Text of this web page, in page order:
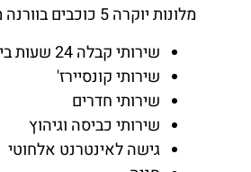
מלונות יוקרה 5 כוכבים בוורנה מציעים מגוון רחב של שירותים לאורחים, ביניהם:
שירותי קבלה 24 שעות ביממה
שירותי קונסיירז'
שירותי חדרים
שירותי כביסה וגיהוץ
גישה לאינטרנט אלחוטי